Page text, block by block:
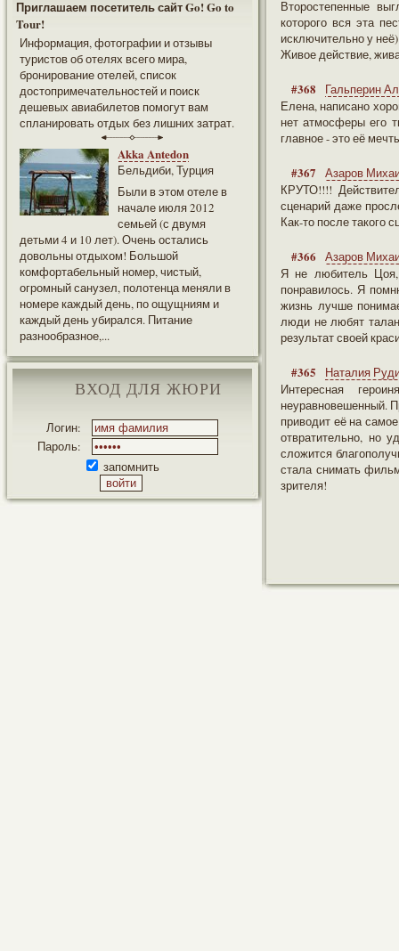
Приглашаем посетитель сайт Go! Go to
Tour!
Информация, фотографии и отзывы
туристов об отелях всего мира,
бронирование отелей, список
достопримечательностей и поиск
дешевых авиабилетов помогут вам
спланировать отдых без лишних затрат.
Akka Antedon
Бельдиби, Турция
Были в этом отеле в
начале июля 2012
семьей (с двумя
детьми 4 и 10 лет). Очень остались
довольны отдыхом! Большой
комфортабельный номер, чистый,
огромный санузел, полотенца меняли в
номере каждый день, по ощущниям и
каждый день убирался. Питание
разнообразное,...
ВХОД ДЛЯ ЖЮРИ
Логин:
Пароль:
запомнить
Второстепенные
которого вся эта
исключительно у
Живое действие,
#368
Гальперин
Елена, написано
нет атмосферы его
главное - это её
#367
Азаров
КРУТО!!!!
сценарий даже
Как-то после такого
#366
Азаров
Я не любитель Цоя,
понравилось. Я
жизнь лучше
люди не любят
результат своей
#365
Наталия
Интересная
неуравновешенный.
приводит её на
отвратительно, но
сложится
стала снимать
зрителя!